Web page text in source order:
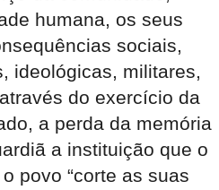
humana, os seus
sociais,
ideológicas, militares,
do exercício da
a perda da memória
a instituição que o
povo “corte as suas